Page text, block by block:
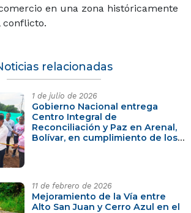
en una zona históricamente
conflicto.
relacionadas
1 de julio de 2026
Gobierno Nacional entrega
Centro Integral de
Reconciliación y Paz en Arenal,
Bolívar, en cumplimiento de los
11 de febrero de 2026
Mejoramiento de la Vía entre
Alto San Juan y Cerro Azul en el